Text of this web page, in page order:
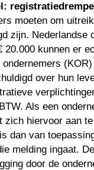
moeten om
zijn. Nederlandse
20.000 kunnen er
over hun
Als een
zich hiervoor aan
dan van
melding ingaat.
door de